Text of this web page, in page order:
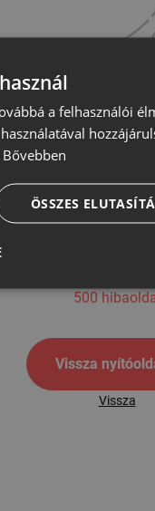
500
Vissza
Vissza
a felhasználói
Bővebben
ÖSSZES